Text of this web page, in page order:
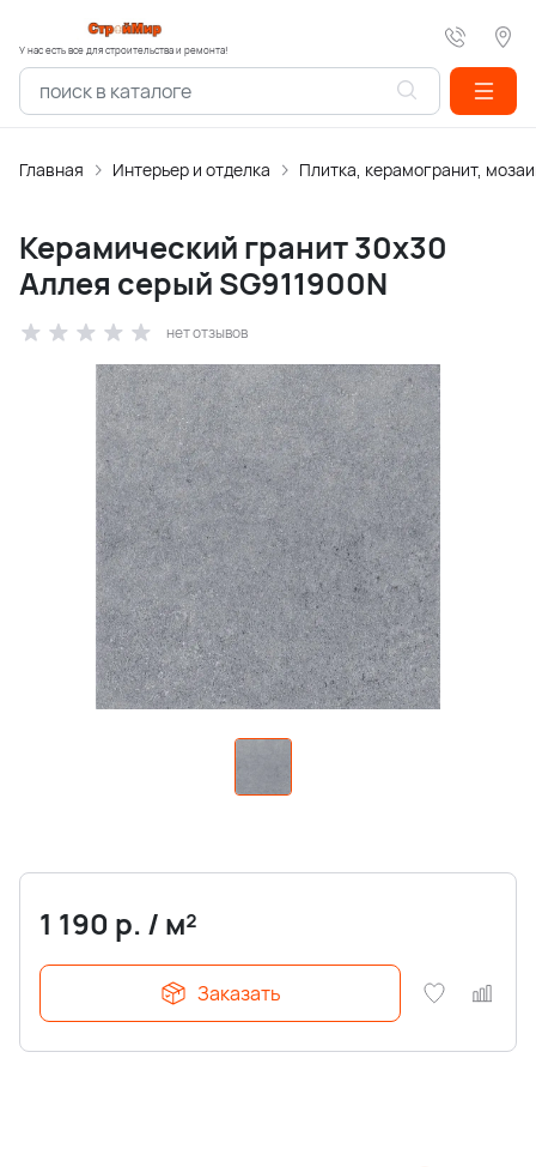
У нас есть все для строительства и ремонта!
Главная Интерьер и отделка Плитка, керамогранит,
Керамический гранит 30х30
Аллея серый SG911900N
нет отзывов
1 190 р. / м²
Заказать